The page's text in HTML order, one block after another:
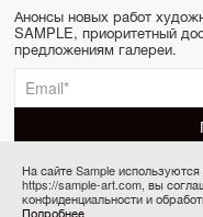
Товар
Анонсы новых работ
SAMPLE, приоритетный
предложениям галереи.
SAMPLE | Online gallery &
Сделано в Апривер
На сайте Sample
https://sample-art.com, вы
конфиденциальности и
Подробнее